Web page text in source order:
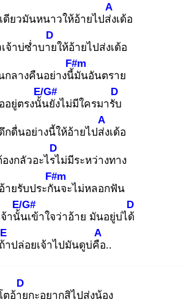
ดียวมันหนาวให้อ้ายไปส่ง
A
เด้อ
จ้าบ่ซ่ำบาย
D
ให้อ้ายไปส่งเด้อ
กลางคืนอย่างนี้มั
F#m
นอันตราย
อยู่ตรงนั้น
E/G#
ยังไม่มีใครมารับ
D
กดื่นอย่างนี้ให้อ้ายไปส่ง
A
เด้อ
งกลัวอะไรไ
D
ม่มีระหว่างทาง
ายรับประกัน
F#m
จะไม่หลอกฟัน
จ้านั้น
E/G#
เข้าใจว่าอ้าย มันอยู่บ่ได้
D
ถ้า
E
ปล่อยเจ้าไปมันดูบ่คือ
A
..
ตอ้าย
D
กะอยากสิไปส่งน้อง